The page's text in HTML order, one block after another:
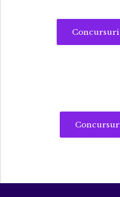
Concursuri